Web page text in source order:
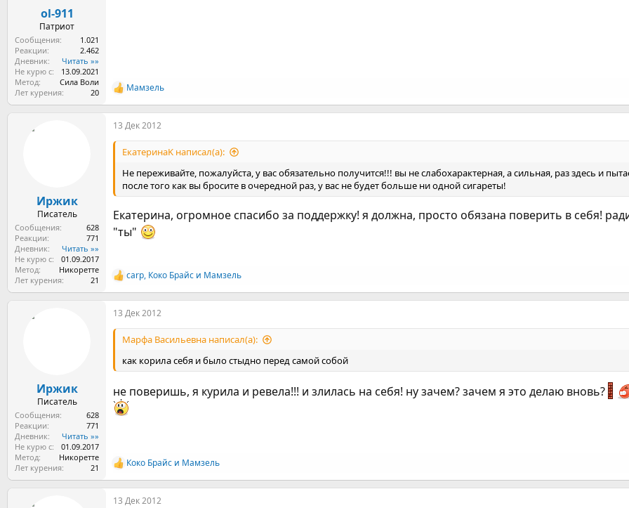
ol-911
Патриот
Сообщения
1.021
Реакции
2.462
Дневник
Читать »»
Не курю с
13.09.2021
Метод
Сила Воли
Лет курения
20
Р
е
а
к
Мамзель
Иржик
Писатель
Сообщения
628
Реакции
771
Дневник
Читать »»
Не курю с
01.09.2017
Метод
Никоретте
Лет курения
21
13 Дек 2012
ЕкатеринаK написал(а):
Не переживайте, пожалуйста, у вас обязательно получится!!! вы не слабохарактерная, а сильная, раз здесь и
после того как вы бросите в очередной раз, у вас не будет больше ни одной сигареты!
Екатерина, огромное спасибо за поддержку! я должна, просто обязана поверить в себя!
"ты"
Р
е
а
к
carp, Коко Брайс и Мамзель
Иржик
Писатель
Сообщения
628
Реакции
771
Дневник
Читать »»
Не курю с
01.09.2017
Метод
Никоретте
Лет курения
21
13 Дек 2012
Марфа Васильевна написал(а):
как корила себя и было стыдно перед самой собой
не поверишь, я курила и ревела!!! и злилась на себя! ну зачем? зачем я это делаю вновь?
Р
е
а
к
Коко Брайс и Мамзель
13 Дек 2012